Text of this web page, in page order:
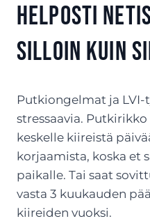
helposti
silloin kuin
Putkiongelmat ja LVI-
stressaavia.
keskelle kiireistä
korjaamista, koska et
paikalle. Tai saat
vasta 3 kuukauden
kiireiden vuoksi.